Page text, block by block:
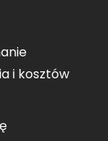
i kosztów